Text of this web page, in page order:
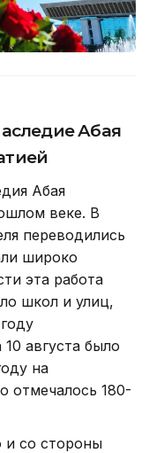
Абая
Абая
веке. В
переводились
широко
эта работа
школ и улиц,
августа было
на
отмечалось 180-
и со стороны